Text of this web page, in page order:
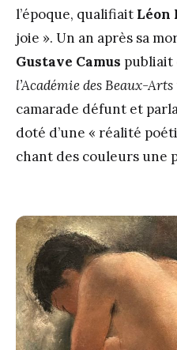
l’époque, qualifiait Léon
joie ». Un an après sa
Gustave Camus publiait
l’Académie des Beaux-Arts
camarade défunt et
doté d’une « réalité
chant des couleurs une